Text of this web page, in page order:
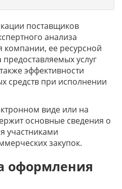
поставщиков
анализа
ее ресурсной
услуг
эффективности
средств при исполнении
виде или на
основные сведения о
участниками
закупок.
оформления